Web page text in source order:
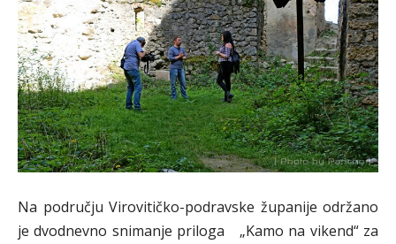
Na području Virovitičko-podravske županije održano
je dvodnevno snimanje priloga „Kamo na vikend“ za